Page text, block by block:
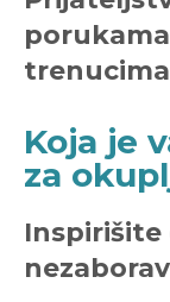
Koja je
za
Inspirišite